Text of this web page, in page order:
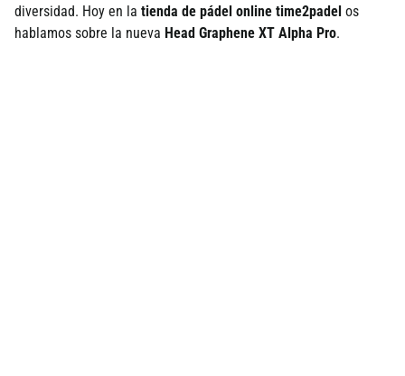
diversidad. Hoy en la tienda de pádel online time2padel os
hablamos sobre la nueva Head Graphene XT Alpha Pro.